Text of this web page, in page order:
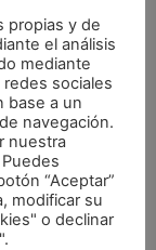
propias y de
el análisis
mediante
sociales
base a un
navegación.
nuestra
Puedes
“Aceptar”
modificar su
o declinar